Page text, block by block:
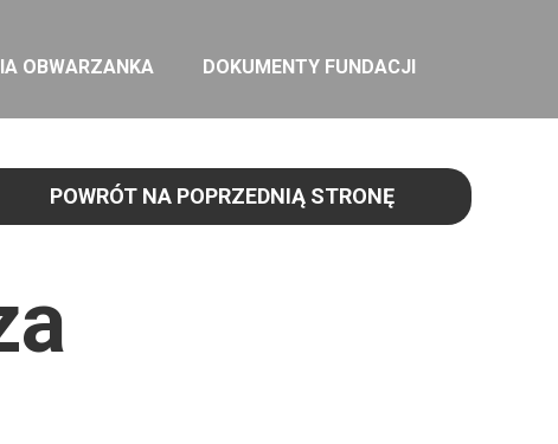
OBWARZANKA DOKUMENTY FUNDACJI
POWRÓT NA POPRZEDNIĄ STRONĘ